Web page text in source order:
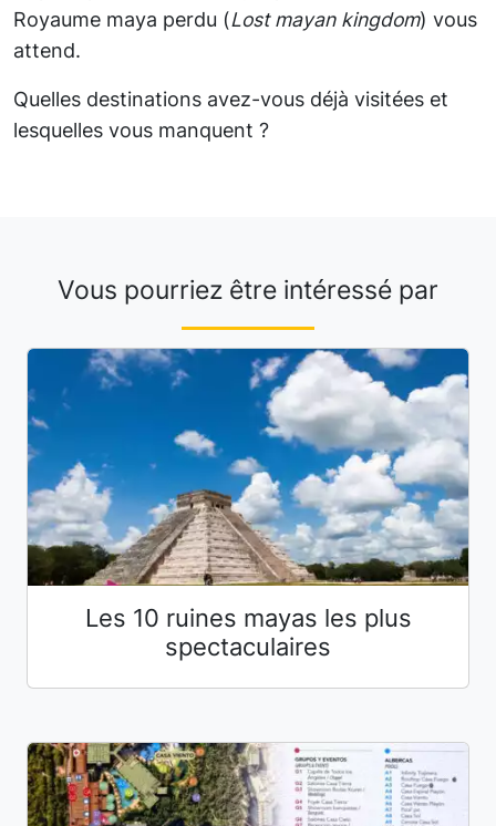
Royaume maya perdu (Lost mayan kingdom) vous
attend.
Quelles destinations avez-vous déjà visitées et
lesquelles vous manquent ?
Vous pourriez être intéressé par
Les 10 ruines mayas les plus
spectaculaires